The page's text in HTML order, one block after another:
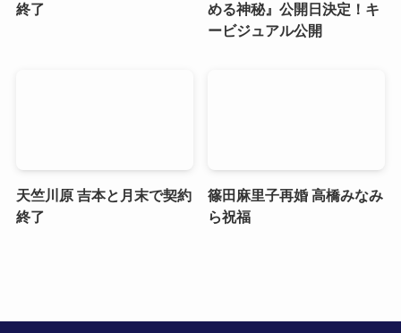
終了
める神秘』公開日決定！キ
ービジュアル公開
天竺川原 吉本と月末で契約
終了
篠田麻里子再婚 高橋みなみ
ら祝福